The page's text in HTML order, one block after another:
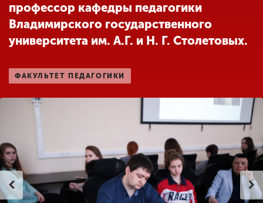
Студенческая жизнь
образовательной
организации
Приемная
комиссия
профессор кафедры педагогики
Владимирского государственного
университета им. А.Г. и Н. Г. Столетовых.
ФАКУЛЬТЕТ ПЕДАГОГИКИ